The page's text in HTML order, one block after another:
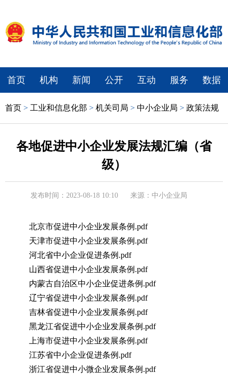
首页 机构 新闻 公开 互动 服务 数据
首页 > 工业和信息化部 > 机关司局 > 中小企业局 > 政策法规
各地促进中小企业发展法规汇编（省
级）
发布时间：2023-08-18 10:10 来源：中小企业局
北京市促进中小企业发展条例.pdf
天津市促进中小企业发展条例.pdf
河北省中小企业促进条例.pdf
山西省促进中小企业发展条例.pdf
内蒙古自治区中小企业促进条例.pdf
辽宁省促进中小企业发展条例.pdf
吉林省促进中小企业发展条例.pdf
黑龙江省促进中小企业发展条例.pdf
上海市促进中小企业发展条例.pdf
江苏省中小企业促进条例.pdf
浙江省促进中小微企业发展条例.pdf